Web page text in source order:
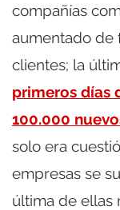
compañías
aumentado de
clientes; la
primeros días
100.000
solo era
empresas se
última de ellas